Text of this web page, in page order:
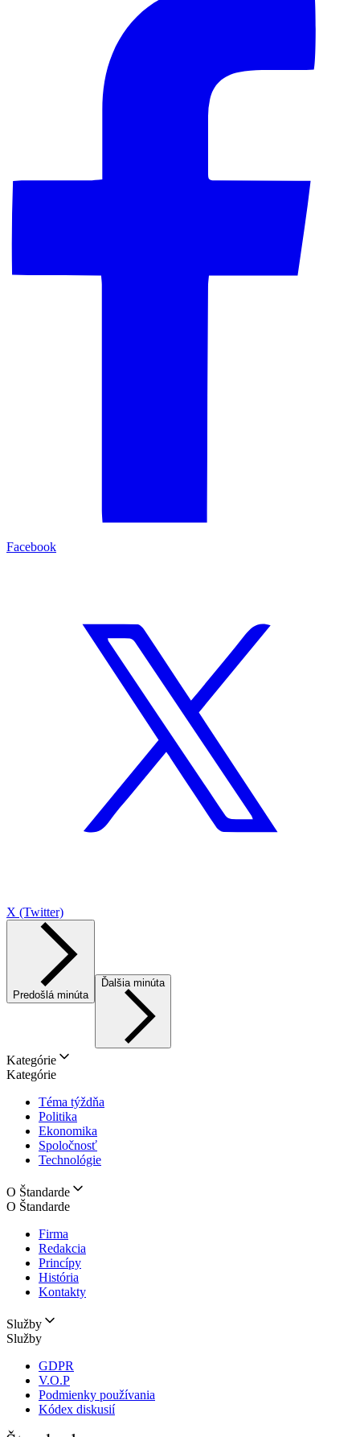
Facebook
X (Twitter)
Predošlá minúta
Ďalšia minúta
Kategórie
Kategórie
Téma týždňa
Politika
Ekonomika
Spoločnosť
Technológie
O Štandarde
O Štandarde
Firma
Redakcia
Princípy
História
Kontakty
Služby
Služby
GDPR
V.O.P
Podmienky používania
Kódex diskusií